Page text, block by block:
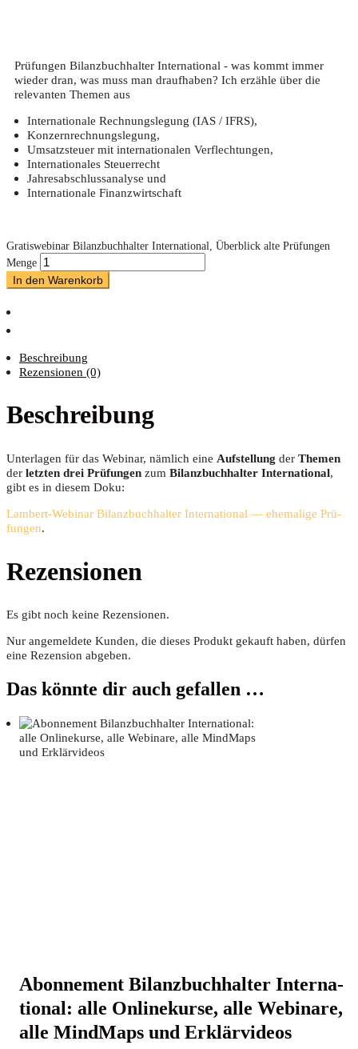
Prüfungen Bilanzbuchhalter International - was kommt immer
wieder dran, was muss man draufhaben? Ich erzähle über die
relevanten Themen aus
Internationale Rechnungslegung (IAS / IFRS),
Konzernrechnungslegung,
Umsatzsteuer mit internationalen Verflechtungen,
Internationales Steuerrecht
Jahresabschlussanalyse und
Internationale Finanzwirtschaft
Gratiswebinar Bilanzbuchhalter International, Überblick alte Prüfungen
Menge
In den Warenkorb
Beschreibung
Rezensionen (0)
Beschreibung
Unter­la­gen für das Web­i­nar, näm­lich eine Auf­stel­lung der The­men
der letz­ten drei Prü­fun­gen zum Bilanz­buch­hal­ter Inter­na­tio­nal,
gibt es in die­sem Doku:
Lam­bert-Web­i­nar Bilanz­buch­hal­ter Inter­na­tio­nal — ehe­ma­li­ge Prü­
fun­gen.
Rezensionen
Es gibt noch keine Rezensionen.
Nur angemeldete Kunden, die dieses Produkt gekauft haben, dürfen
eine Rezension abgeben.
Das könnte dir auch gefallen …
Abon­ne­ment Bilanz­buch­hal­ter Inter­na­
tio­nal: alle Online­kur­se, alle Web­i­na­re,
alle Mind­Maps und Erklärvideos